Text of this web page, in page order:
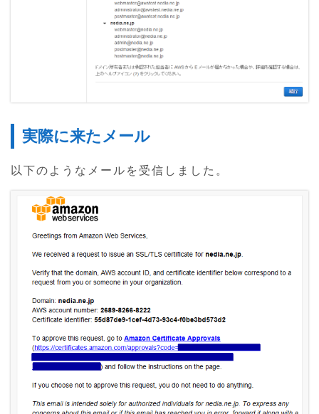
実際に来たメール
以下のようなメールを受信しました。